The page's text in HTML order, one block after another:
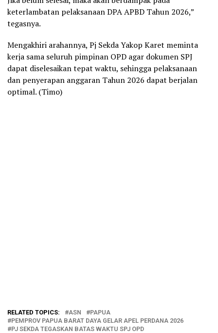
keterlambatan pelaksanaan DPA APBD Tahun 2026,”
tegasnya.
Mengakhiri arahannya, Pj Sekda Yakop Karet meminta
kerja sama seluruh pimpinan OPD agar dokumen SPJ
dapat diselesaikan tepat waktu, sehingga pelaksanaan
dan penyerapan anggaran Tahun 2026 dapat berjalan
optimal. (Timo)
RELATED TOPICS: ASN
PAPUA
PEMPROV PAPUA BARAT DAYA GELAR APEL PERDANA 2026
PJ SEKDA TEGASKAN BATAS WAKTU SPJ OPD